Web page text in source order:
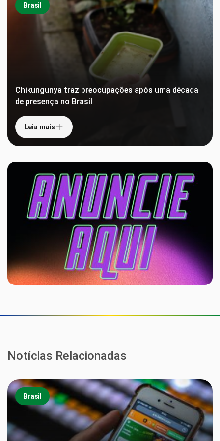
Brasil
Chikungunya traz preocupações após uma década
de presença no Brasil
Leia mais
Notícias Relacionadas
Brasil